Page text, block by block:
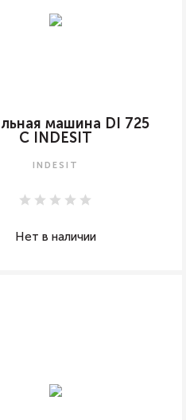
машина DI 725
C INDESIT
INDESIT
Нет в наличии